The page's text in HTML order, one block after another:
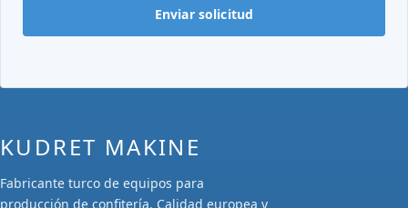
Enviar solicitud
KUDRET MAKINE
Fabricante turco de equipos para
producción de confitería. Calidad europea y